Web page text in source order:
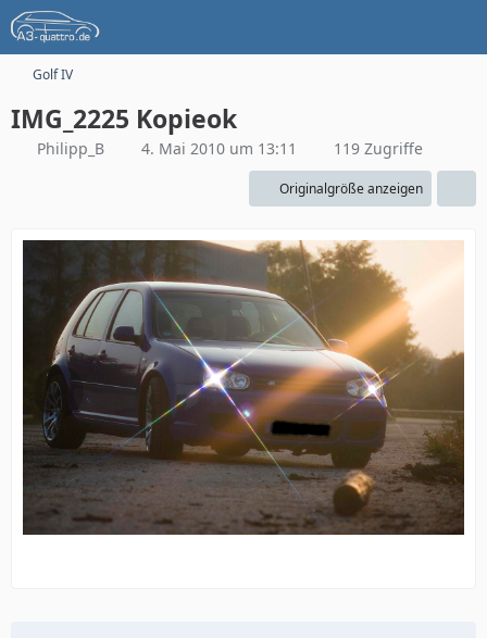
Golf IV
IMG_2225 Kopieok
Philipp_B 4. Mai 2010 um 13:11 119 Zugriffe
Originalgröße anzeigen